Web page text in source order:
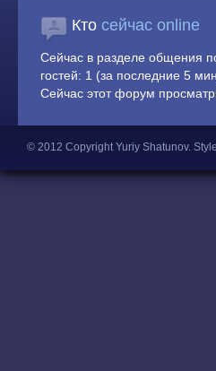
Кто сейчас online
Сейчас в разделе общения
гостей: 1 (за последние 5
Сейчас этот форум
© 2012 Copyright Yuriy Shatunov.